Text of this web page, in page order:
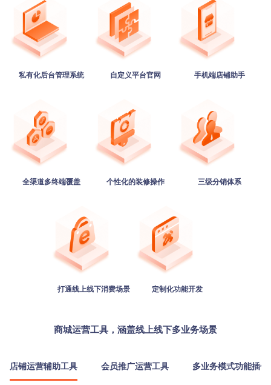
私有化后台管理系统 自定义平台官网 手机端店铺助手
全渠道多终端覆盖 个性化的装修操作 三级分销体系
打通线上线下消费场景 定制化功能开发
商城运营工具，涵盖线上线下多业务场景
店铺运营辅助工具 会员推广运营工具 多业务模式功能插件